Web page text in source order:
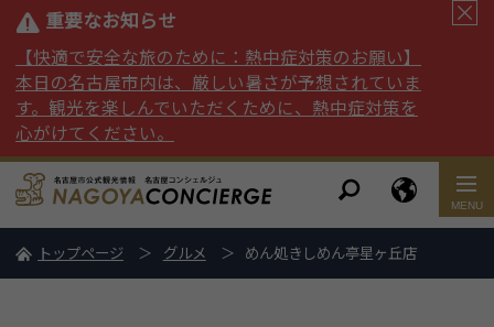
重要なお知らせ
【快適で安全な旅のために：熱中症対策のお願い】
本日の名古屋市内は、厳しい暑さが予想されていま
す。観光を楽しんでいただくために、熱中症対策を
心がけてください。
トップページ グルメ めん処きしめん亭星ヶ丘店